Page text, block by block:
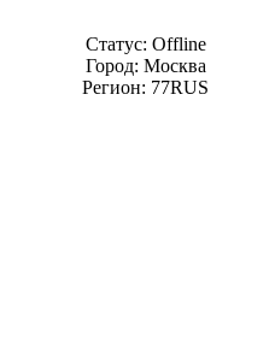
Статус: Offline
Город: Москва
Регион: 77RUS